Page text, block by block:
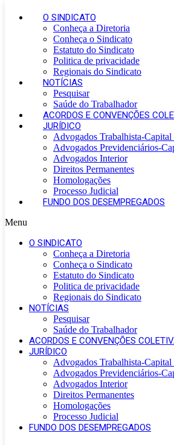
O SINDICATO
Conheça a Diretoria
Conheça o Sindicato
Estatuto do Sindicato
Politica de privacidade
Regionais do Sindicato
NOTÍCIAS
Pesquisar
Saúde do Trabalhador
ACORDOS E CONVENÇÕES
JURÍDICO
Advogados Trabalhista-Capital
Advogados Previdenciários-
Advogados Interior
Direitos Permanentes
Homologações
Processo Judicial
FUNDO DOS DESEMPREGADOS
Menu
O SINDICATO
Conheça a Diretoria
Conheça o Sindicato
Estatuto do Sindicato
Politica de privacidade
Regionais do Sindicato
NOTÍCIAS
Pesquisar
Saúde do Trabalhador
ACORDOS E CONVENÇÕES
JURÍDICO
Advogados Trabalhista-Capital
Advogados Previdenciários-
Advogados Interior
Direitos Permanentes
Homologações
Processo Judicial
FUNDO DOS DESEMPREGADOS